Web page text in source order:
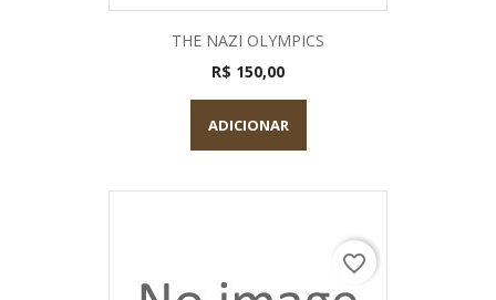
THE NAZI OLYMPICS
R$ 150,00
ADICIONAR
favorite_border